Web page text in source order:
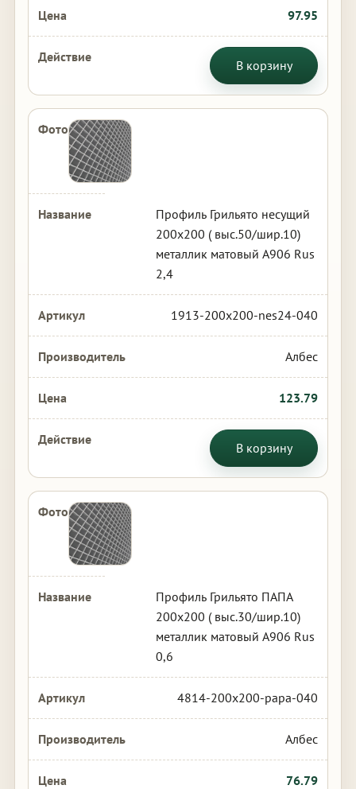
97.95
В корзину
Профиль Грильято несущий
200х200 ( выс.50/шир.10)
металлик матовый А906 Rus
2,4
1913-200x200-nes24-040
Албес
123.79
В корзину
Профиль Грильято ПАПА
200х200 ( выс.30/шир.10)
металлик матовый А906 Rus
0,6
4814-200x200-papa-040
Албес
76.79